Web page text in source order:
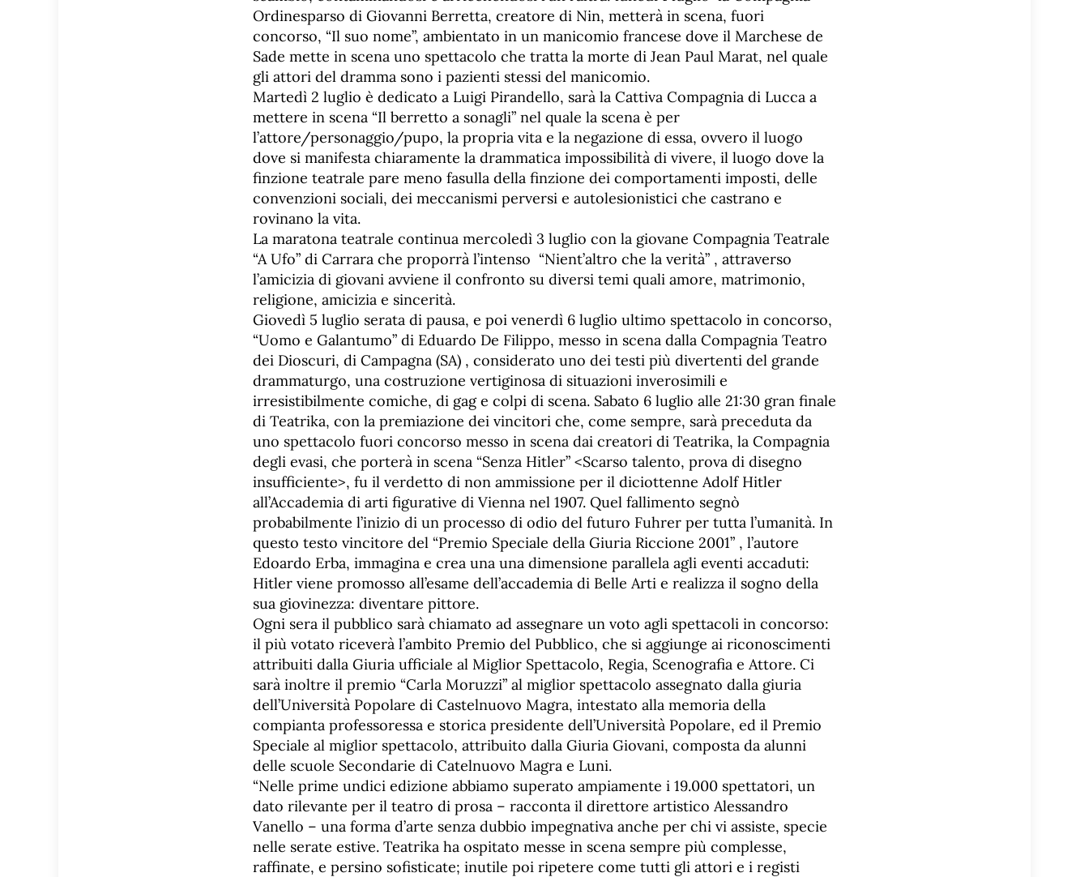
Ordinesparso di Giovanni Berretta, creatore di Nin, metterà in scena, fuori
concorso, “Il suo nome”, ambientato in un manicomio francese dove il Marchese de
Sade mette in scena uno spettacolo che tratta la morte di Jean Paul Marat, nel quale
gli attori del dramma sono i pazienti stessi del manicomio.
Martedì 2 luglio è dedicato a Luigi Pirandello, sarà la Cattiva Compagnia di Lucca a
mettere in scena “Il berretto a sonagli” nel quale la scena è per
l’attore/personaggio/pupo, la propria vita e la negazione di essa, ovvero il luogo
dove si manifesta chiaramente la drammatica impossibilità di vivere, il luogo dove la
finzione teatrale pare meno fasulla della finzione dei comportamenti imposti, delle
convenzioni sociali, dei meccanismi perversi e autolesionistici che castrano e
rovinano la vita.
La maratona teatrale continua mercoledì 3 luglio con la giovane Compagnia Teatrale
“A Ufo” di Carrara che proporrà l’intenso “Nient’altro che la verità” , attraverso
l’amicizia di giovani avviene il confronto su diversi temi quali amore, matrimonio,
religione, amicizia e sincerità.
Giovedì 5 luglio serata di pausa, e poi venerdì 6 luglio ultimo spettacolo in concorso,
“Uomo e Galantumo” di Eduardo De Filippo, messo in scena dalla Compagnia Teatro
dei Dioscuri, di Campagna (SA) , considerato uno dei testi più divertenti del grande
drammaturgo, una costruzione vertiginosa di situazioni inverosimili e
irresistibilmente comiche, di gag e colpi di scena. Sabato 6 luglio alle 21:30 gran finale
di Teatrika, con la premiazione dei vincitori che, come sempre, sarà preceduta da
uno spettacolo fuori concorso messo in scena dai creatori di Teatrika, la Compagnia
degli evasi, che porterà in scena “Senza Hitler” <Scarso talento, prova di disegno
insufficiente>, fu il verdetto di non ammissione per il diciottenne Adolf Hitler
all’Accademia di arti figurative di Vienna nel 1907. Quel fallimento segnò
probabilmente l’inizio di un processo di odio del futuro Fuhrer per tutta l’umanità. In
questo testo vincitore del “Premio Speciale della Giuria Riccione 2001” , l’autore
Edoardo Erba, immagina e crea una una dimensione parallela agli eventi accaduti:
Hitler viene promosso all’esame dell’accademia di Belle Arti e realizza il sogno della
sua giovinezza: diventare pittore.
Ogni sera il pubblico sarà chiamato ad assegnare un voto agli spettacoli in concorso:
il più votato riceverà l’ambito Premio del Pubblico, che si aggiunge ai riconoscimenti
attribuiti dalla Giuria ufficiale al Miglior Spettacolo, Regia, Scenografia e Attore. Ci
sarà inoltre il premio “Carla Moruzzi” al miglior spettacolo assegnato dalla giuria
dell’Università Popolare di Castelnuovo Magra, intestato alla memoria della
compianta professoressa e storica presidente dell’Università Popolare, ed il Premio
Speciale al miglior spettacolo, attribuito dalla Giuria Giovani, composta da alunni
delle scuole Secondarie di Catelnuovo Magra e Luni.
“Nelle prime undici edizione abbiamo superato ampiamente i 19.000 spettatori, un
dato rilevante per il teatro di prosa – racconta il direttore artistico Alessandro
Vanello – una forma d’arte senza dubbio impegnativa anche per chi vi assiste, specie
nelle serate estive. Teatrika ha ospitato messe in scena sempre più complesse,
raffinate, e persino sofisticate; inutile poi ripetere come tutti gli attori e i registi